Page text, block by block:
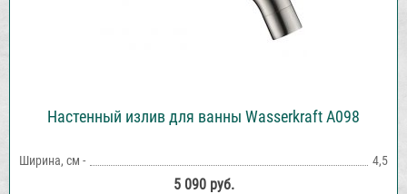
Настенный излив для ванны Wasserkraft A098
Ширина, см - 4,5
5 090 руб.